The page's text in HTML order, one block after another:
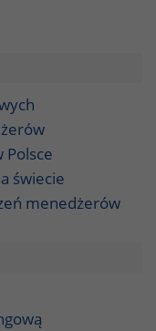
Polsce
świecie
menedżerów